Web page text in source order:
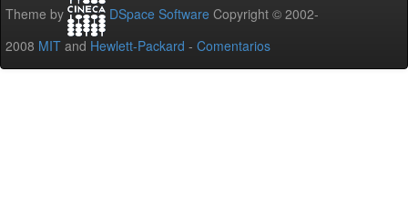
Theme by DSpace Software Copyright © 2002-
2008 MIT and Hewlett-Packard - Comentarios